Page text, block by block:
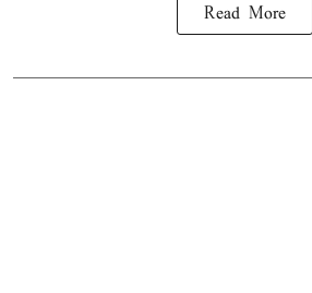
Read More